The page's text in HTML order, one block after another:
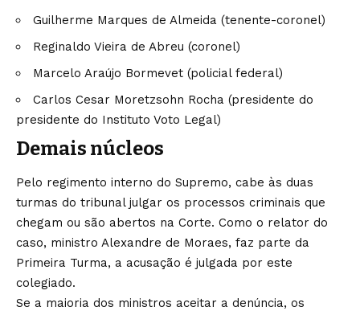
Guilherme Marques de Almeida (tenente-coronel)
Reginaldo Vieira de Abreu (coronel)
Marcelo Araújo Bormevet (policial federal)
Carlos Cesar Moretzsohn Rocha (presidente do
presidente do Instituto Voto Legal)
Demais núcleos
Pelo regimento interno do Supremo, cabe às duas
turmas do tribunal julgar os processos criminais que
chegam ou são abertos na Corte. Como o relator do
caso, ministro Alexandre de Moraes, faz parte da
Primeira Turma, a acusação é julgada por este
colegiado.
Se a maioria dos ministros aceitar a denúncia, os